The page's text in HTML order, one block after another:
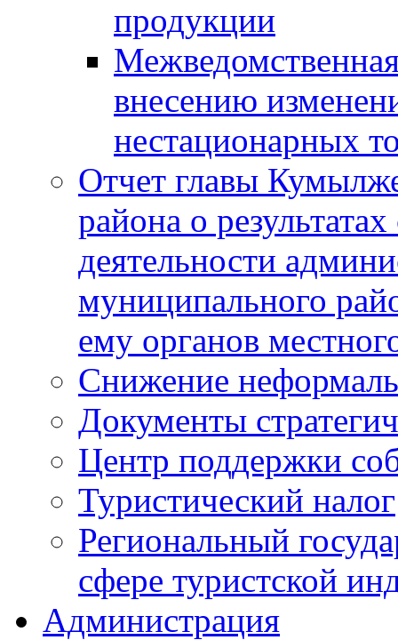
продукции
внесению
нестационарных
Отчет главы
района о
деятельности
муниципального
ему органов
Снижение
Документы
Центр поддержки
Туристический налог
Региональный
сфере туристской
Администрация